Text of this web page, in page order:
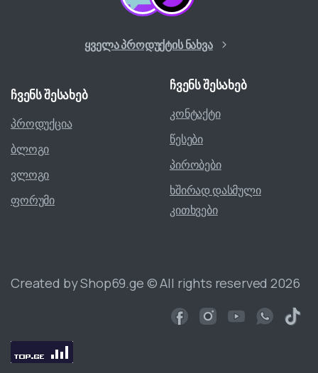
ყველა პროდუქტის ნახვა
ჩვენსშესახებ
პროდუქცია
ბლოგი
ვლოგი
ფორუმი
ჩვენსშესახებ
კონტაქტი
წესები
პირობები
ხშირად დასმული
კითხვები
Created by Shop69.ge © All rights reserved 2026